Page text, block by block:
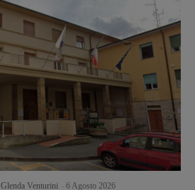
Glenda Venturini 6 Agosto 2026